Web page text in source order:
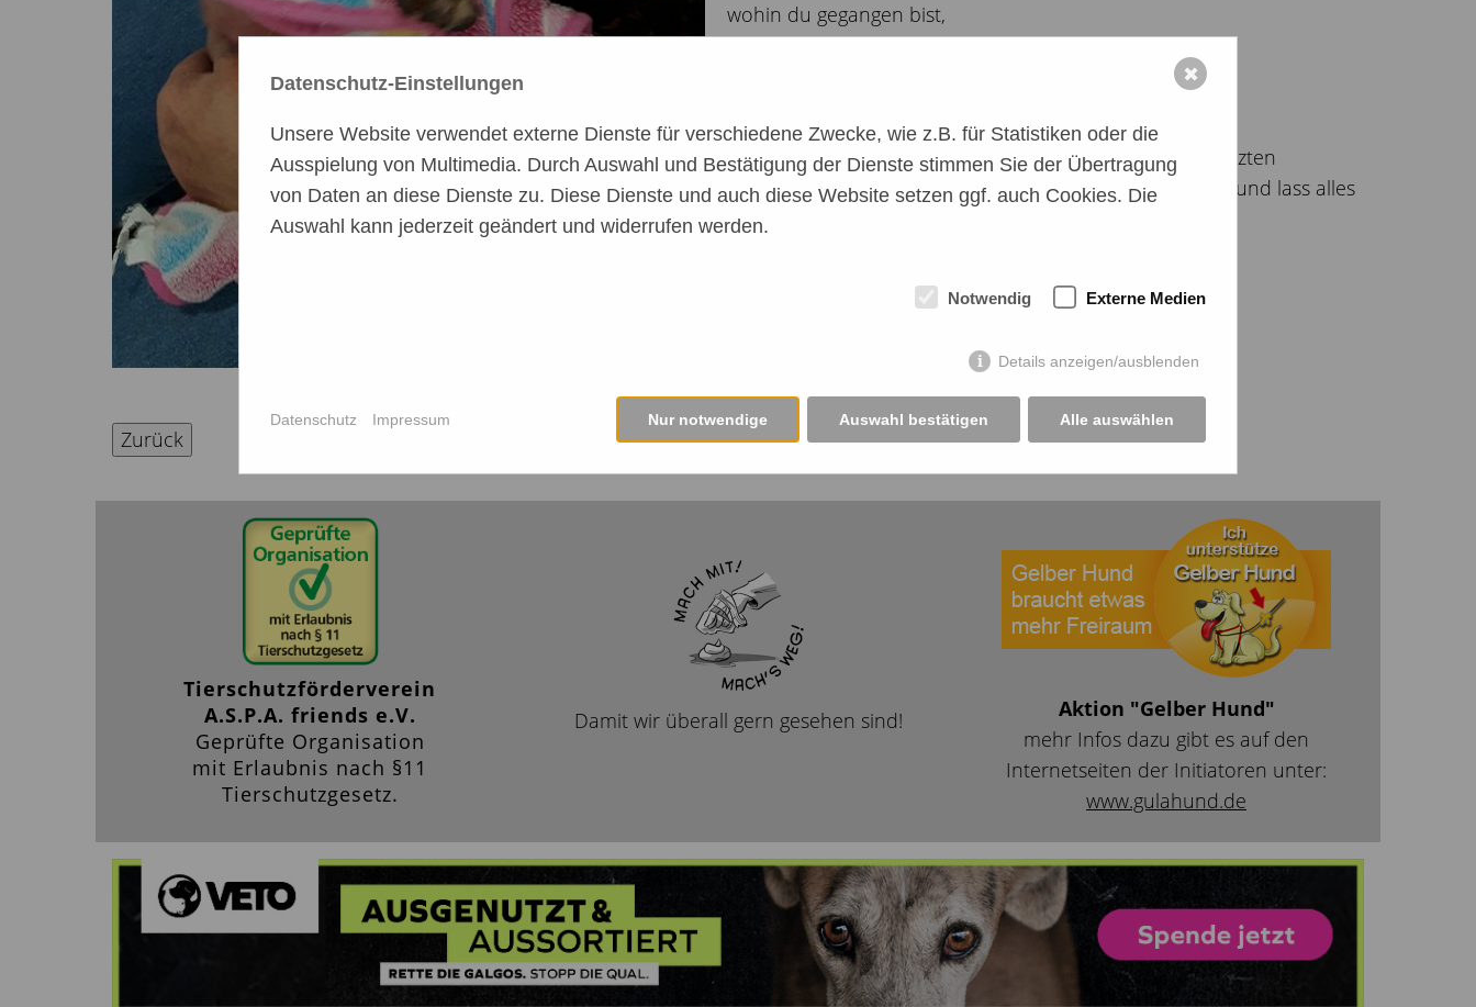
wohin du gegangen bist,
werden wir uns fragen,
Run free Amara- nun bist du frei für immer...nimm die letzten
Momente voller Liebe und Zuneigung mit in die Ewigkeit und lass alles
andere zurück ...
Zurück
Tierschutzförderverein
A.S.P.A. friends e.V.
Geprüfte Organisation
mit Erlaubnis nach §11
Tierschutzgesetz.
Damit wir überall gern gesehen sind!
Aktion "Gelber Hund"
mehr Infos dazu gibt es auf den
Internetseiten der Initiatoren unter:
www.gulahund.de
Datenschutz-Einstellungen
Unsere Website verwendet externe Dienste für verschiedene Zwecke, wie z.B. für Statistiken oder die
Ausspielung von Multimedia. Durch Auswahl und Bestätigung der Dienste stimmen Sie der Übertragung
von Daten an diese Dienste zu. Diese Dienste und auch diese Website setzen ggf. auch Cookies. Die
Auswahl kann jederzeit geändert und widerrufen werden.
Notwendig Externe Medien
Details anzeigen/ausblenden
Nur notwendige Auswahl bestätigen Alle auswählen
Datenschutz Impressum
✖